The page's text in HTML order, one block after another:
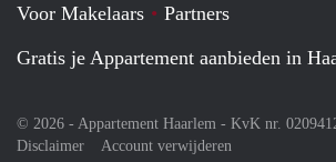
Voor Makelaars
Partners
Gratis je Appartement aanbieden in
© 2026 - Appartement Haarlem - KvK nr.
Disclaimer
Account verwijderen